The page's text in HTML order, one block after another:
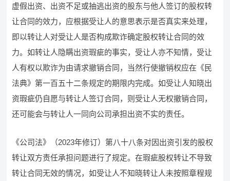
虚假出资、出资不足或抽逃出资的股东与他人签订的股权转
让合同的效力，应根据受让人的意思表示是否真实来处理，
即以转让人对受让人是否构成欺诈确定股权转让合同的效
力。如转让人隐瞒出资瑕疵的事实，受让人亦不知情，受让
人有权以欺诈为由请求撤销合同，当然行使撤销权应在《民
法典》第一百五十二条规定的期限内完成。如受让人知晓出
资瑕疵仍自愿与转让人签订合同，则受让人无权撤销合同，
还可能会与转让人一同向公司承担出资不实的责任。
《公司法》（2023年修订）第八十八条对因出资引发的股权
转让双方责任承担问题进行了规定。在瑕疵股权转让不导致
转让合同无效的情况，如受让人不知晓转让人未按照章程规